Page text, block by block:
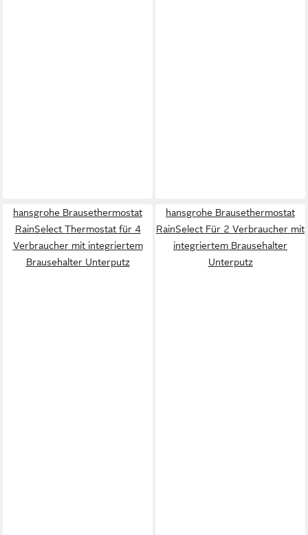
hansgrohe Brausethermostat
RainSelect Thermostat für 4
Verbraucher mit integriertem
Brausehalter Unterputz
hansgrohe Brausethermostat
RainSelect Für 2 Verbraucher mit
integriertem Brausehalter
Unterputz